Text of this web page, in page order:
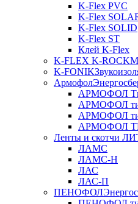
K-Flex PVC
K-Flex
K-Flex SOLID
K-Flex ST
Клей K-Flex
K-FLEX K-ROCK
K-FONIK
Армофол
АРМОФОЛ
АРМОФОЛ
АРМОФОЛ
АРМОФОЛ
Ленты и скотчи
ЛАМС
ЛАМС-Н
ЛАС
ЛАС-П
ПЕНОФОЛ